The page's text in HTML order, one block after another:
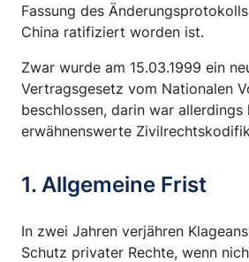
Fassung des
China ratifiziert worden ist.
Zwar wurde am 15.03.1999 ein
Vertragsgesetz vom Nationalen
beschlossen, darin war allerdings
erwähnenswerte
1. Allgemeine Frist
In zwei Jahren verjähren
Schutz privater Rechte, wenn